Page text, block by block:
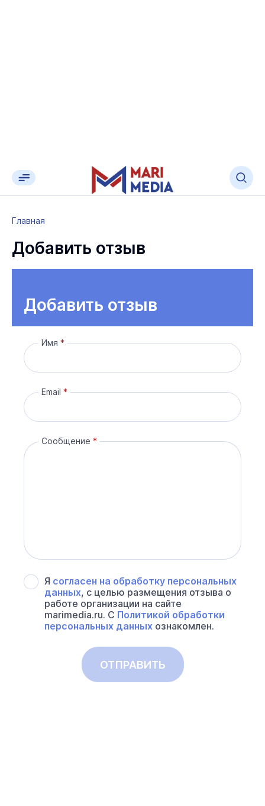
Главная
Добавить отзыв
Добавить отзыв
Имя
Email
Сообщение
Я согласен на обработку персональных
данных, с целью размещения отзыва о
работе организации на сайте
marimedia.ru. С Политикой обработки
персональных данных ознакомлен.
ОТПРАВИТЬ